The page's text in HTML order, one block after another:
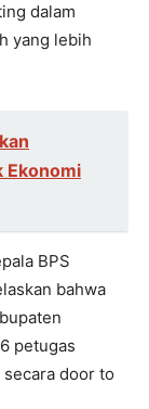
dalam
yang lebih
Ekonomi
BPS
bahwa
petugas
secara door to